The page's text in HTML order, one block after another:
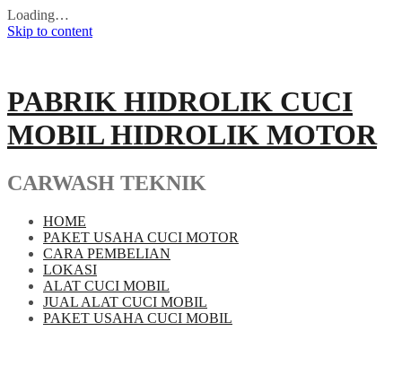
Loading…
Skip to content
PABRIK HIDROLIK CUCI
MOBIL HIDROLIK MOTOR
CARWASH TEKNIK
HOME
PAKET USAHA CUCI MOTOR
CARA PEMBELIAN
LOKASI
ALAT CUCI MOBIL
JUAL ALAT CUCI MOBIL
PAKET USAHA CUCI MOBIL